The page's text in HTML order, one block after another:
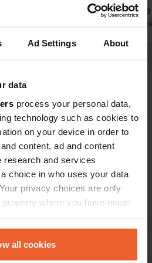
Ad Settings About
data
process your personal data,
technology such as cookies to
on your device in order to
content, ad and content
research and services
choice in who uses your data
privacy choices are only
where you have made
Declaration or by clicking on
all cookies
entrée et une
une
je suis parti
une nuit. Mon
subi des
est fermé
Traduit par